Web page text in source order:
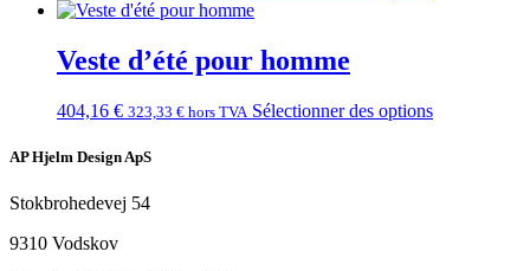
Veste d’été pour homme
404,16 € 323,33 € hors TVA Sélectionner des options
AP Hjelm Design ApS
Stokbrohedevej 54
9310 Vodskov